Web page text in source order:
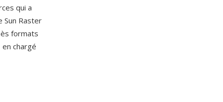
qui a
Sun Raster
formats
chargé